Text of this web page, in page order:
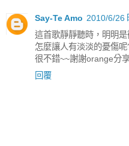
Say-Te Amo 2010/6/26
這首歌靜靜聽時，明明
怎麼讓人有淡淡的憂傷呢
很不錯~~謝謝orange分
回覆